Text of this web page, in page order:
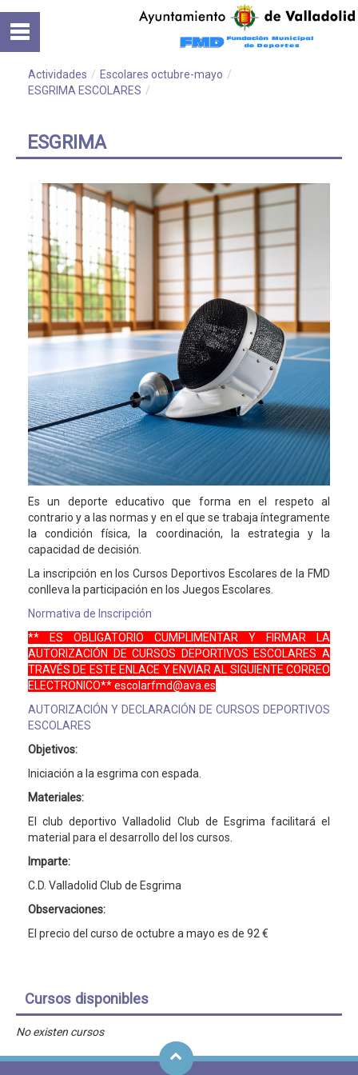
Normativa
Instalaciones
Actividades / Escolares octubre-mayo /
ESGRIMA ESCOLARES /
ESGRIMA
Es un deporte educativo que forma en el respeto al
contrario y a las normas y en el que se trabaja íntegramente
la condición física, la coordinación, la estrategia y la
capacidad de decisión.
La inscripción en los Cursos Deportivos Escolares de la FMD
conlleva la participación en los Juegos Escolares.
Normativa de Inscripción
** ES OBLIGATORIO CUMPLIMENTAR Y FIRMAR LA
AUTORIZACIÓN DE CURSOS DEPORTIVOS ESCOLARES A
TRAVÉS DE ESTE ENLACE Y ENVIAR AL SIGUIENTE CORREO
ELECTRONICO** escolarfmd@ava.es
AUTORIZACIÓN Y DECLARACIÓN DE CURSOS DEPORTIVOS
ESCOLARES
Objetivos:
Iniciación a la esgrima con espada.
Materiales:
El club deportivo Valladolid Club de Esgrima facilitará el
material para el desarrollo del los cursos.
Imparte:
C.D. Valladolid Club de Esgrima
Observaciones:
El precio del curso de octubre a mayo es de 92 €
Cursos disponibles
No existen cursos